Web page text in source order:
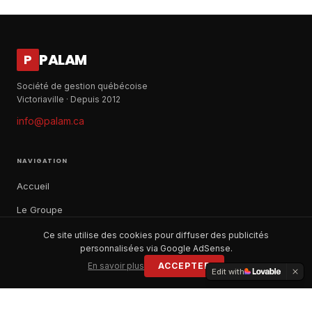
P PALAM
Société de gestion québécoise
Victoriaville · Depuis 2012
info@palam.ca
NAVIGATION
Accueil
Le Groupe
Notre histoire
Ce site utilise des cookies pour diffuser des publicités
personnalisées via Google AdSense.
En savoir plus
ACCEPTER
Edit with